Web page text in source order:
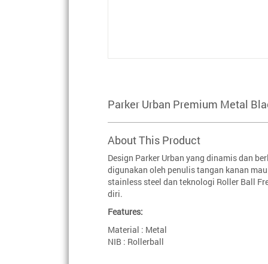
Parker Urban Premium Metal
About This Product
Design Parker Urban yang dinamis dan
digunakan oleh penulis tangan kanan
stainless steel dan teknologi Roller Ball
diri.
Features:
Material : Metal
NIB : Rollerball